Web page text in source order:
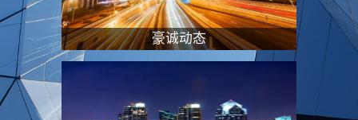
在特殊资产处置、企业重组及价值重塑等
领域形成独特竞争优势，持续引领行业创
新发展。#联系方式电话：028-8451 8706
B座2102
豪诚动态